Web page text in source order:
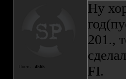
Посты: 4565
Ну
201.,
FI.